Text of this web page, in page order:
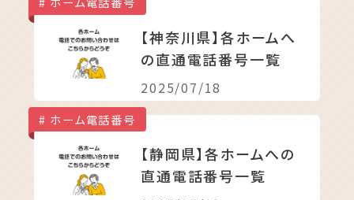
【神奈川県】各ホームへ
の直通電話番号一覧
2025/07/18
ホーム電話番号
【静岡県】各ホームへの
直通電話番号一覧